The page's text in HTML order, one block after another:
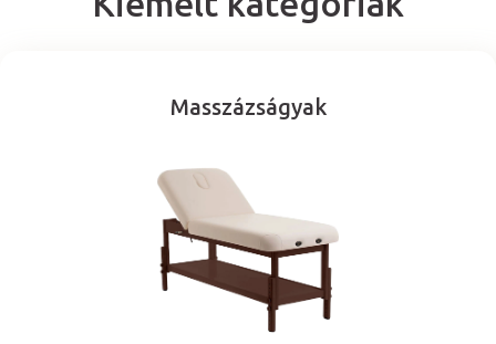
Masszázságyak